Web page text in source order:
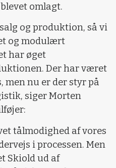
omlagt.
og produktion, så vi
og modulært
har øget
Der har været
nu er der styr på
siger Morten
tålmodighed af vores
i processen. Men
Skiold ud af